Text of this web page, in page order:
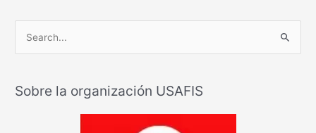
c
Sobre la organización USAFIS